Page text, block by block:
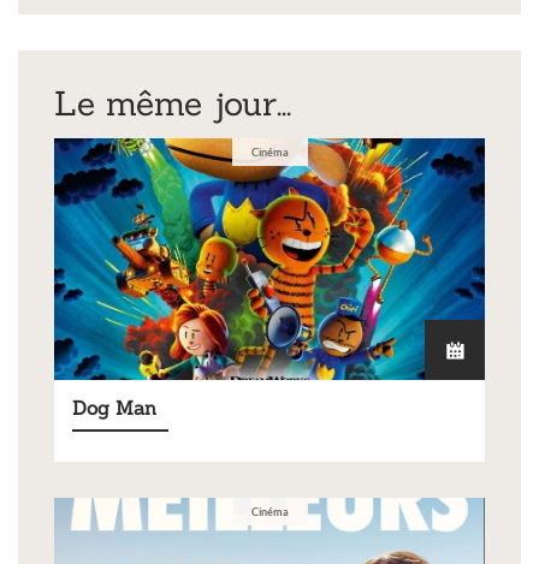
_cim_17.06.2025-
1.pdf
Le même jour...
Cinéma
Dog Man
Cinéma